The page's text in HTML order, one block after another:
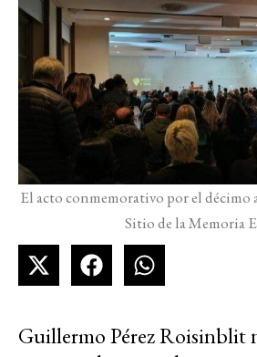
El acto conmemorativo por el décimo
Sitio de la Memoria
Guillermo Pérez Roisinblit